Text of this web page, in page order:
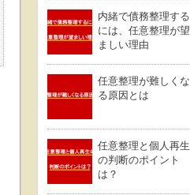
内緒で債務整理する
には、任意整理が望
ましい理由
任意整理が難しくな
る原因とは
任意整理と個人再生
の判断のポイント
は？